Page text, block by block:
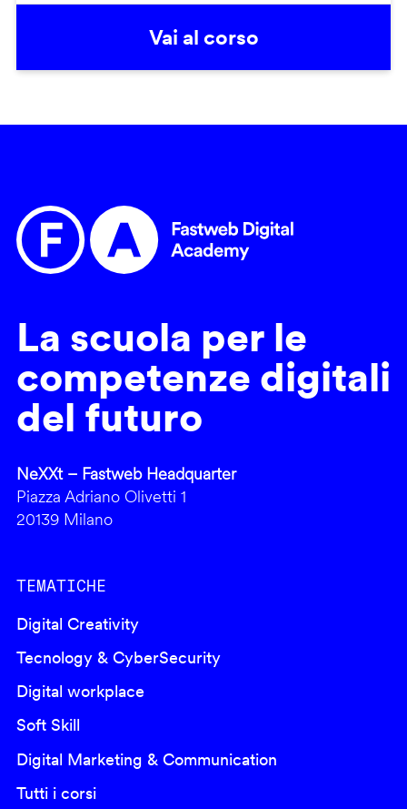
Vai al corso
La scuola per le
competenze digitali
del futuro
NeXXt – Fastweb Headquarter
Piazza Adriano Olivetti 1
20139 Milano
TEMATICHE
Digital Creativity
Tecnology & CyberSecurity
Digital workplace
Soft Skill
Digital Marketing & Communication
Tutti i corsi